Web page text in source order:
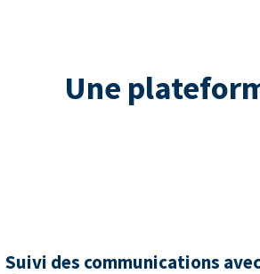
Une
Suivi des communications